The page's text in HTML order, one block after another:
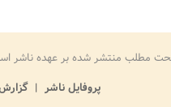
مطلب منتشر شده بر عهده ناشر
پروفایل ناشر